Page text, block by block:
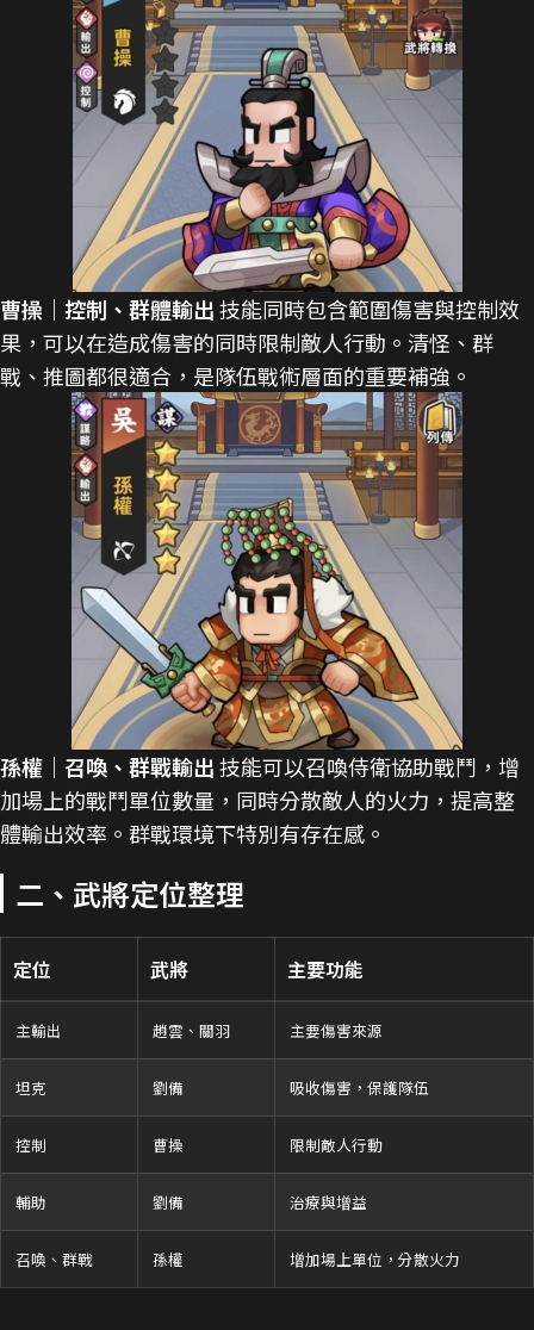
曹操｜控制、群體輸出技能同時包含範圍傷害與控制效
果，可以在造成傷害的同時限制敵人行動。清怪、群
戰、推圖都很適合，是隊伍戰術層面的重要補強。
孫權｜召喚、群戰輸出技能可以召喚侍衛協助戰鬥，增
加場上的戰鬥單位數量，同時分散敵人的火力，提高整
體輸出效率。群戰環境下特別有存在感。
二、武將定位整理
定位 武將 主要功能
主輸出 趙雲、關羽 主要傷害來源
坦克 劉備 吸收傷害，保護隊伍
控制 曹操 限制敵人行動
輔助 劉備 治療與增益
召喚、群戰 孫權 增加場上單位，分散火力